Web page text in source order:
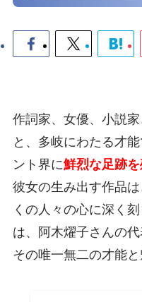
作詞家、女優、小説
と、多岐にわたる才
ント界に鮮烈な足跡
彼女の生み出す作品
くの人々の心に深く
は、阿木燿子さんの
その唯一無二の才能と